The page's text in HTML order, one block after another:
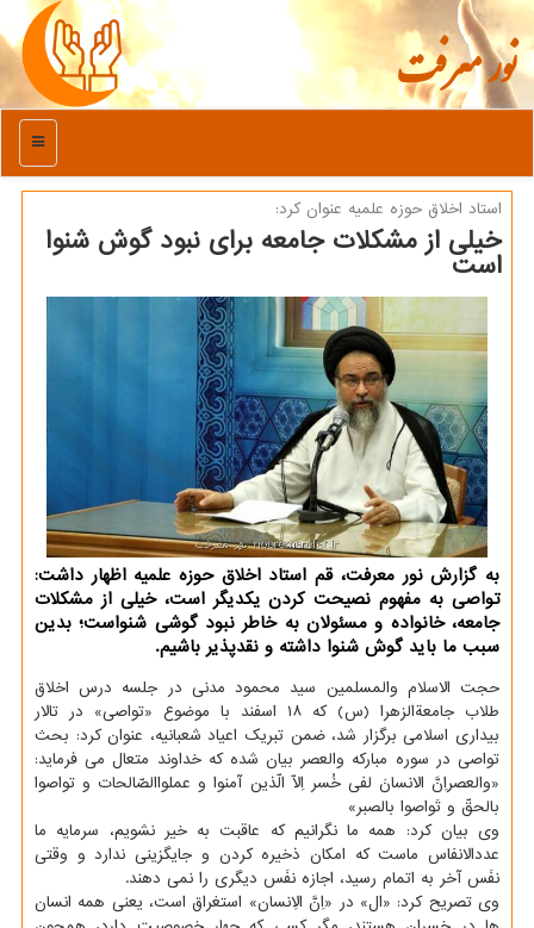
نور معرفت
منو
استاد اخلاق حوزه علمیه عنوان كرد:
خیلی از مشکلات جامعه برای نبود گوش شنوا
است
به گزارش نور معرفت، قم استاد اخلاق حوزه علمیه اظهار داشت:
تواصی به مفهوم نصیحت کردن یکدیگر است، خیلی از مشکلات
جامعه، خانواده و مسئولان به خاطر نبود گوشی شنواست؛ بدین
سبب ما باید گوش شنوا داشته و نقدپذیر باشیم.
حجت الاسلام والمسلمین سید محمود مدنی در جلسه درس اخلاق
طلاب جامعةالزهرا (س) که ۱۸ اسفند با موضوع «تواصی» در تالار
بیداری اسلامی برگزار شد، ضمن تبریک اعیاد شعبانیه، عنوان کرد: بحث
تواصی در سوره مبارکه والعصر بیان شده که خداوند متعال می فرماید:
«والعصراِنَّ الانسانَ لفی خُسر اِلّا الّذین آمنوا و عملواالصّالحات و تواصوا
بالحقّ و تَواصوا بالصبر»
وی بیان کرد: همه ما نگرانیم که عاقبت به خیر نشویم، سرمایه ما
عددالانفاس ماست که امکان ذخیره کردن و جایگزینی ندارد و وقتی
نفَس آخر به اتمام رسید، اجازه نفَس دیگری را نمی دهند.
وی تصریح کرد: «ال» در «اِنَّ الاِنسان» استغراق است، یعنی همه انسان